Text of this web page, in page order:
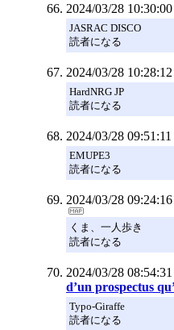
2024/03/28 10:30:00
JASRAC DISCO
読者になる
2024/03/28 10:28:12
HardNRG JP
読者になる
2024/03/28 09:51:11
EMUPE3
読者になる
2024/03/28 09:24:16
くま、一人歩き
読者になる
2024/03/28 08:54:31
d’un prospectus
Typo-Giraffe
読者になる